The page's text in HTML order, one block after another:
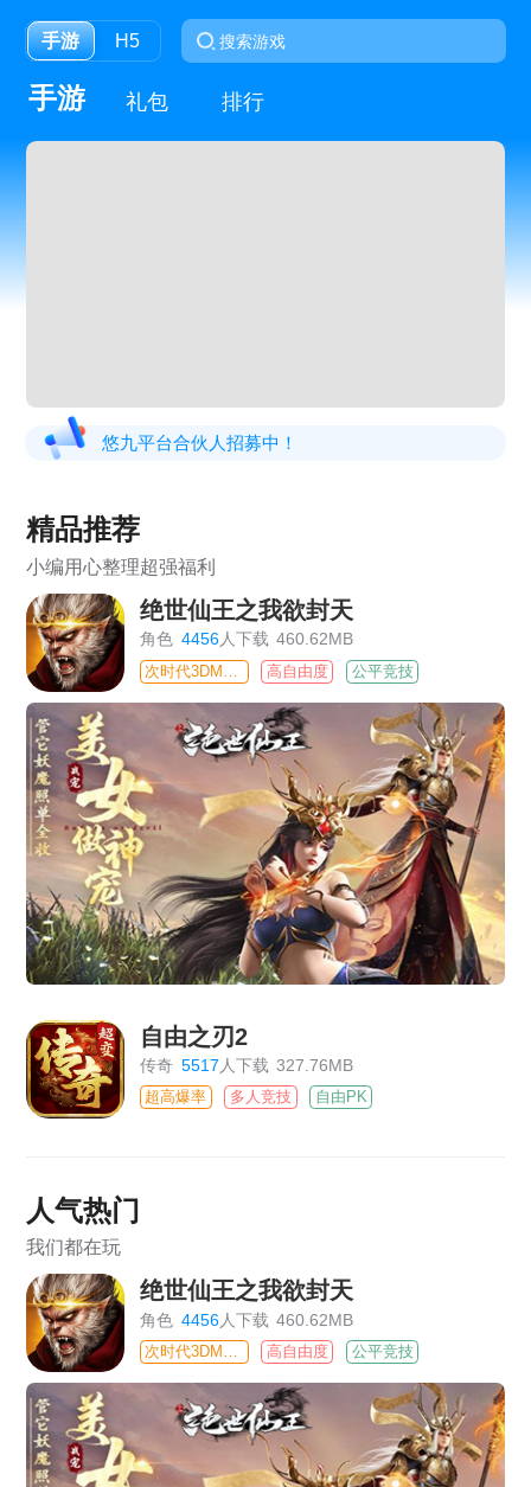
手游 H5
手游 礼包 排行
悠九平台合伙人招募中！
精品推荐
小编用心整理超强福利
绝世仙王之我欲封天
角色 4456人下载 460.62MB
高自由度 公平竞技
自由之刃2
传奇 5517 人下载 327.76MB
超高爆率 多人竞技 自由PK
人气热门
我们都在玩
绝世仙王之我欲封天
角色 4456人下载 460.62MB
高自由度 公平竞技